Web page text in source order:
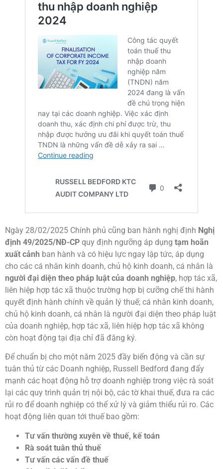
Ngày 28/02/2025 Chính phủ cũng ban hành nghị định Nghị
định 49/2025/NĐ-CP quy định ngưỡng áp dụng tạm hoãn
xuất cảnh ban hành và có hiệu lực ngay lập tức, áp dụng
cho các cá nhân kinh doanh, chủ hộ kinh doanh, cá nhân là
người đại diện theo pháp luật của doanh nghiệp, hợp tác xã,
liên hiệp hợp tác xã thuộc trường hợp bị cưỡng chế thi hành
quyết định hành chính về quản lý thuế; cá nhân kinh doanh,
chủ hộ kinh doanh, cá nhân là người đại diện theo pháp luật
của doanh nghiệp, hợp tác xã, liên hiệp hợp tác xã không
còn hoạt động tại địa chỉ đã đăng ký.
Để chuẩn bị cho một năm 2025 đầy biến động và cần sự
tuân thủ từ các Doanh nghiệp, Russell Bedford đang đẩy
mạnh các hoạt động hỗ trợ doanh nghiệp trong việc rà soát
lại các quy trình quản trị nội bộ, các tờ khai thuế, đưa ra các
rủi ro để doanh nghiệp có thể xử lý và giảm thiểu rủi ro. Các
hoạt động liên quan tới thuế bao gồm:
Tư vấn thường xuyên về thuế, kế toán
Rà soát tuân thủ thuế
Tư vấn các vấn đề thuế